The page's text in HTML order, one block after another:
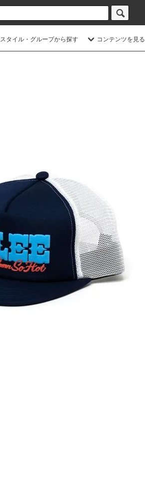
スタイル・グループから探す コンテンツを見る